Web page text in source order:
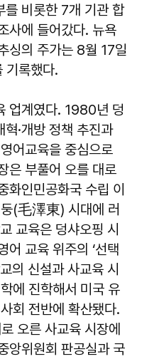
를 비롯한 7개 기관 합
사에 들어갔다. 뉴욕
싱의 주가는 8월 17일
록했다.
업계였다. 1980년 덩
·개방 정책 추진과
어교육을 중심으로
은 부풀어 오를 대로
인민공화국 수립 이
(毛澤東) 시대에 러
교육은 덩샤오핑 시
어 교육 위주의 ‘선택
의 신설과 사교육 시
에 진학해서 미국 유
회 전반에 확산됐다.
오른 사교육 시장에
앙위원회 판공실과 국